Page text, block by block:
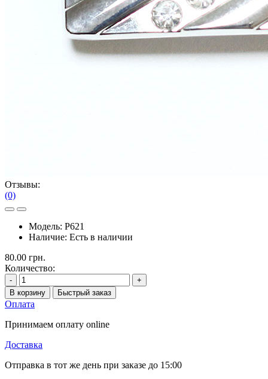
Отзывы:
(0)
Модель: P621
Наличие: Есть в наличии
80.00 грн.
Количество:
-
+
В корзину
Быстрый заказ
Оплата
Принимаем оплату online
Доставка
Отправка в тот же день при заказе до 15:00